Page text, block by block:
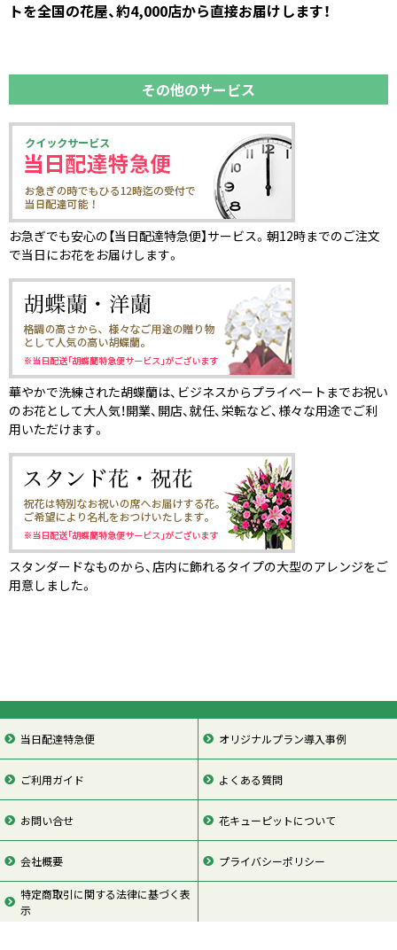
トを全国の花屋、約4,000店から直接お届けします！
その他のサービス
お急ぎでも安心の【当日配達特急便】サービス。朝12時までのご注文
で当日にお花をお届けします。
華やかで洗練された胡蝶蘭は、ビジネスからプライベートまでお祝い
のお花として大人気！開業、開店、就任、栄転など、様々な用途でご利
用いただけます。
スタンダードなものから、店内に飾れるタイプの大型のアレンジをご
用意しました。
当日配達特急便 オリジナルプラン導入事例
ご利用ガイド よくある質問
お問い合せ 花キューピットについて
会社概要 プライバシーポリシー
特定商取引に関する法律に基づく表
示